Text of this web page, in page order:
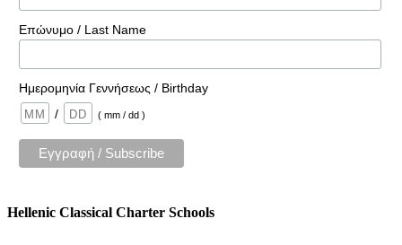
Επώνυμο / Last Name
Ημερομηνία Γεννήσεως / Birthday
/
( mm / dd )
Hellenic Classical Charter Schools